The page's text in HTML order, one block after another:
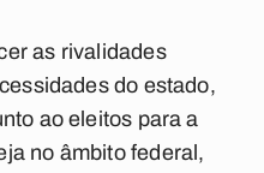
as rivalidades
do estado,
ao eleitos para a
no âmbito federal,